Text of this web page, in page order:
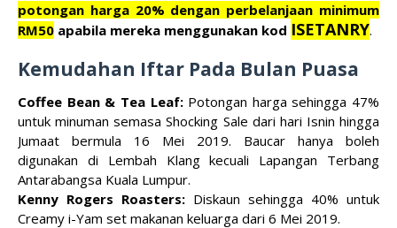
potongan harga 20% dengan perbelanjaan minimum
RM50 apabila mereka menggunakan kod ISETANRY.
Kemudahan Iftar Pada Bulan Puasa
Coffee Bean & Tea Leaf: Potongan harga sehingga 47%
untuk minuman semasa Shocking Sale dari hari Isnin hingga
Jumaat bermula 16 Mei 2019. Baucar hanya boleh
digunakan di Lembah Klang kecuali Lapangan Terbang
Antarabangsa Kuala Lumpur.
Kenny Rogers Roasters: Diskaun sehingga 40% untuk
Creamy i-Yam set makanan keluarga dari 6 Mei 2019.